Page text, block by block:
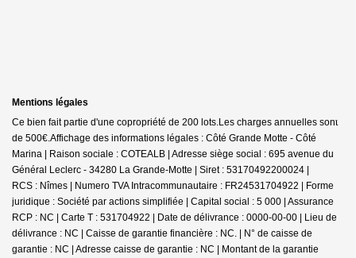
Mentions légales
Ce bien fait partie d'une copropriété de 200 lots.Les charges annuelles sont
de 500€. Affichage des informations légales : Côté Grande Motte - Côté
Marina | Raison sociale : COTEALB | Adresse siège social : 695 avenue du
Général Leclerc - 34280 La Grande-Motte | Siret : 53170492200024 |
RCS : Nîmes | Numero TVA Intracommunautaire : FR24531704922 | Forme
juridique : Société par actions simplifiée | Capital social : 5 000 | Assurance
RCP : NC | Carte T : 531704922 | Date de délivrance : 0000-00-00 | Lieu de
délivrance : NC | Caisse de garantie financière : NC. | N° de caisse de
garantie : NC | Adresse caisse de garantie : NC | Montant de la garantie